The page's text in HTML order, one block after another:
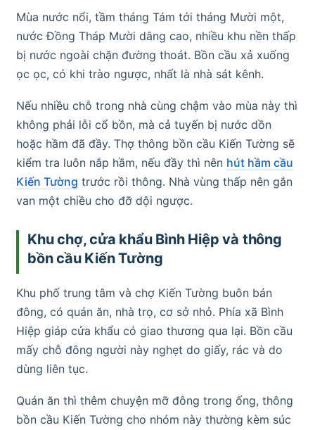
Mùa nước nổi, tầm tháng Tám tới tháng Mười một,
nước Đồng Tháp Mười dâng cao, nhiều khu nền thấp
bị nước ngoài chặn đường thoát. Bồn cầu xả xuống
ọc ọc, có khi trào ngược, nhất là nhà sát kênh.
Nếu nhiều chỗ trong nhà cùng chậm vào mùa này thì
không phải lỗi cổ bồn, mà cả tuyến bị nước dồn
hoặc hầm đã đầy. Thợ thông bồn cầu Kiến Tường sẽ
kiểm tra luôn nắp hầm, nếu đầy thì nên hút hầm cầu
Kiến Tường trước rồi thông. Nhà vùng thấp nên gắn
van một chiều cho đỡ dội ngược.
Khu chợ, cửa khẩu Bình Hiệp và thông
bồn cầu Kiến Tường
Khu phố trung tâm và chợ Kiến Tường buôn bán
đông, có quán ăn, nhà trọ, cơ sở nhỏ. Phía xã Bình
Hiệp giáp cửa khẩu có giao thương qua lại. Bồn cầu
mấy chỗ đông người này nghẹt do giấy, rác và do
dùng liên tục.
Quán ăn thì thêm chuyện mỡ đông trong ống, thông
bồn cầu Kiến Tường cho nhóm này thường kèm súc